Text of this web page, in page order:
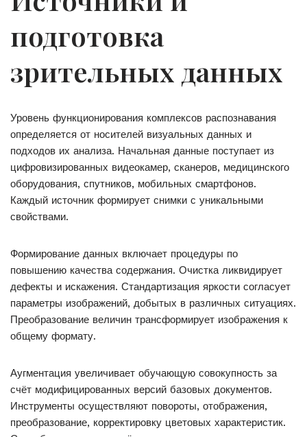
подготовка
зрительных данных
Уровень функционирования комплексов распознавания
определяется от носителей визуальных данных и
подходов их анализа. Начальная данные поступает из
цифровизированных видеокамер, сканеров, медицинского
оборудования, спутников, мобильных смартфонов.
Каждый источник формирует снимки с уникальными
свойствами.
Формирование данных включает процедуры по
повышению качества содержания. Очистка ликвидирует
дефекты и искажения. Стандартизация яркости согласует
параметры изображений, добытых в различных ситуациях.
Преобразование величин трансформирует изображения к
общему формату.
Аугментация увеличивает обучающую совокупность за
счёт модифицированных версий базовых документов.
Инструменты осуществляют повороты, отображения,
преобразование, корректировку цветовых характеристик.